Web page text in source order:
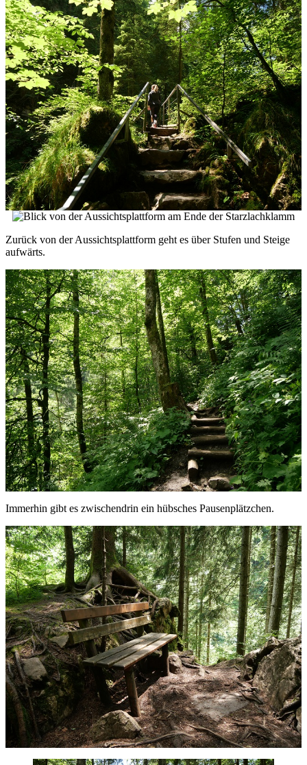
Zurück von der Aussichtsplattform geht es über Stufen und Steige
aufwärts.
Immerhin gibt es zwischendrin ein hübsches Pausenplätzchen.